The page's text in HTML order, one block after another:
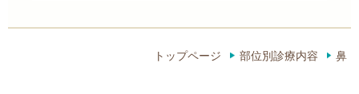
トップページ 部位別診療内容 鼻